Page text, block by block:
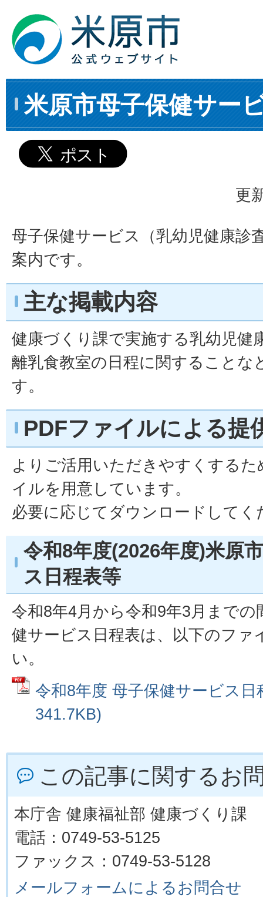
米原市母子保健サー
更
母子保健サービス（乳幼児健康診
案内です。
主な掲載内容
健康づくり課で実施する乳幼児健
離乳食教室の日程に関することな
す。
PDFファイルによる提
よりご活用いただきやすくする
イルを用意しています。
必要に応じてダウンロードしてく
令和8年度(2026年度)米原
ス日程表等
令和8年4月から令和9年3月までの
健サービス日程表は、以下のファ
い。
令和8年度 母子保健サービス
341.7KB)
この記事に関するお
本庁舎 健康福祉部 健康づくり課
電話：0749-53-5125
ファックス：0749-53-5128
メールフォームによるお問合せ